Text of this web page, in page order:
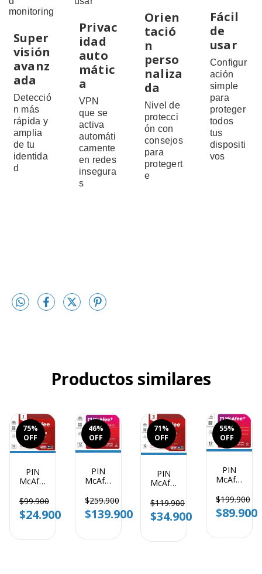
Super
visión
avanz
ada
Detecció
n más
rápida y
amplia
de tu
identida
d
Privac
idad
auto
mátic
a
VPN
que se
activa
automáti
camente
en redes
insegura
s
Orien
tació
n
perso
naliza
da
Nivel de
protecci
ón con
consejos
para
protegert
e
Fácil
de
usar
Configur
ación
simple
para
proteger
todos
tus
dispositi
vos
Productos similares
75%
OFF
PIN
McAfee
Protection
1
Dispositivo
$99.900
$24.900
46%
OFF
PIN
McAfee
Familiar
Dispositivos
Ilimitados
$259.900
$139.900
71%
OFF
PIN
McAfee
Protection
3
Dispositivo
$119.900
$34.900
55%
OFF
PIN
McAfee
Individual
Dispositivos
Ilimitados
$199.900
$89.900